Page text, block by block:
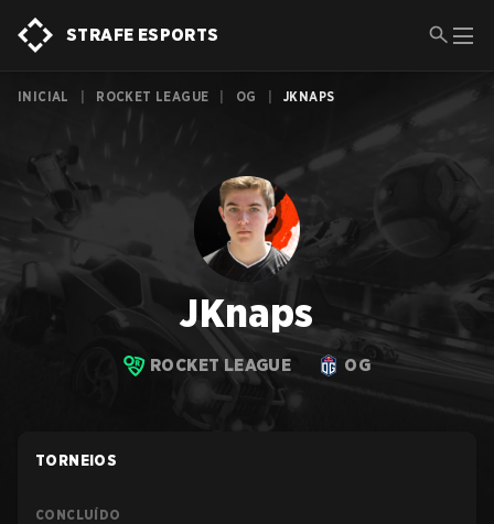
STRAFE ESPORTS
INICIAL ROCKET LEAGUE OG JKNAPS
JKnaps
ROCKET LEAGUE OG
TORNEIOS
CONCLUÍDO